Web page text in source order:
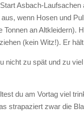
Asbach-
wenn Hosen und
an Altkleidern).
(kein Witz!). Er
nicht zu spät und zu
du am Vortag viel
strapaziert zwar die